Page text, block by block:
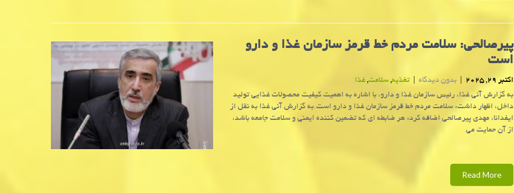
پیرصالحی: سلامت مردم خط قرمز سازمان غذا و دارو
است
اکتبر 29, 2025 بدون دیدگاه تغذیه, سلامت, غذا
به گزارش آنی غذا، رئیس سازمان غذا و دارو، با اشاره به اهمیت کیفیت محصولات غذایی تولید
داخل، اظهار داشت: سلامت مردم خط قرمز سازمان غذا و دارو است.به گزارش آنی غذا به نقل از
ایفدانا، مهدی پیرصالحی اضافه کرد: هر ضابطه ای که تضمین کننده ایمنی و سلامت جامعه باشد،
از آن حمایت می
Read More